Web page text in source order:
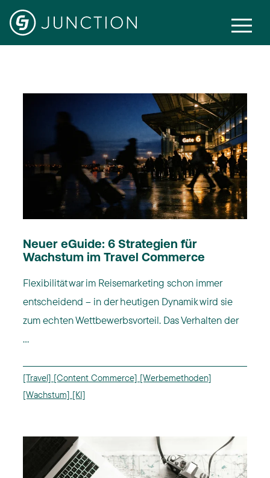
Travel
Neuer eGuide: 6 Strategien für
Wachstum im Travel Commerce
Flexibilität war im Reisemarketing schon immer
entscheidend – in der heutigen Dynamik wird sie
zum echten Wettbewerbsvorteil. Das Verhalten der
...
[Travel] [Content Commerce] [Werbemethoden]
[Wachstum] [KI]